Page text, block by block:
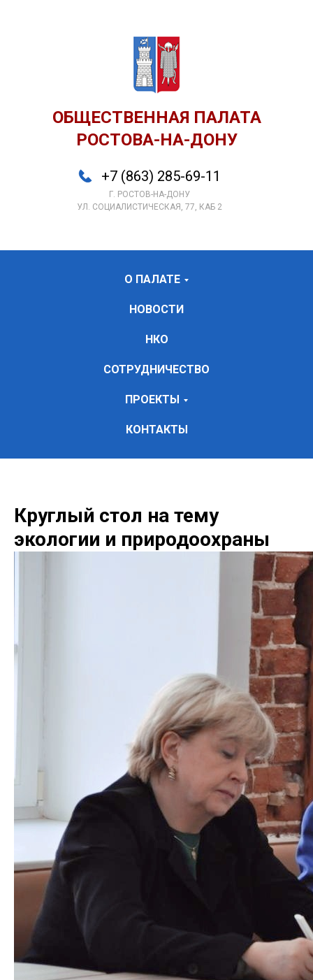
ОБЩЕСТВЕННАЯ ПАЛАТА
РОСТОВА-НА-ДОНУ
+7 (863) 285-69-11
Г. РОСТОВ-НА-ДОНУ
УЛ. СОЦИАЛИСТИЧЕСКАЯ, 77, КАБ 2
О ПАЛАТЕ
НОВОСТИ
НКО
СОТРУДНИЧЕСТВО
ПРОЕКТЫ
КОНТАКТЫ
Круглый стол на тему
экологии и природоохраны